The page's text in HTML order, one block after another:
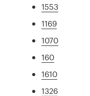
1553
1169
1070
160
1610
1326